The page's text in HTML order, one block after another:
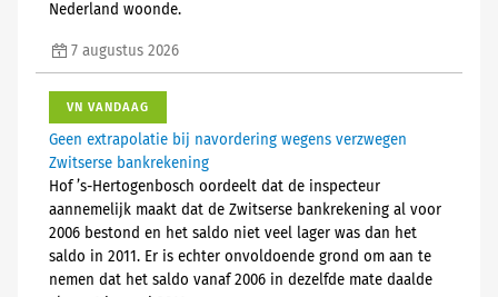
Nederland woonde.
7 augustus 2026
VN VANDAAG
Geen extrapolatie bij navordering wegens verzwegen
Zwitserse bankrekening
Hof ’s-Hertogenbosch oordeelt dat de inspecteur
aannemelijk maakt dat de Zwitserse bankrekening al voor
2006 bestond en het saldo niet veel lager was dan het
saldo in 2011. Er is echter onvoldoende grond om aan te
nemen dat het saldo vanaf 2006 in dezelfde mate daalde